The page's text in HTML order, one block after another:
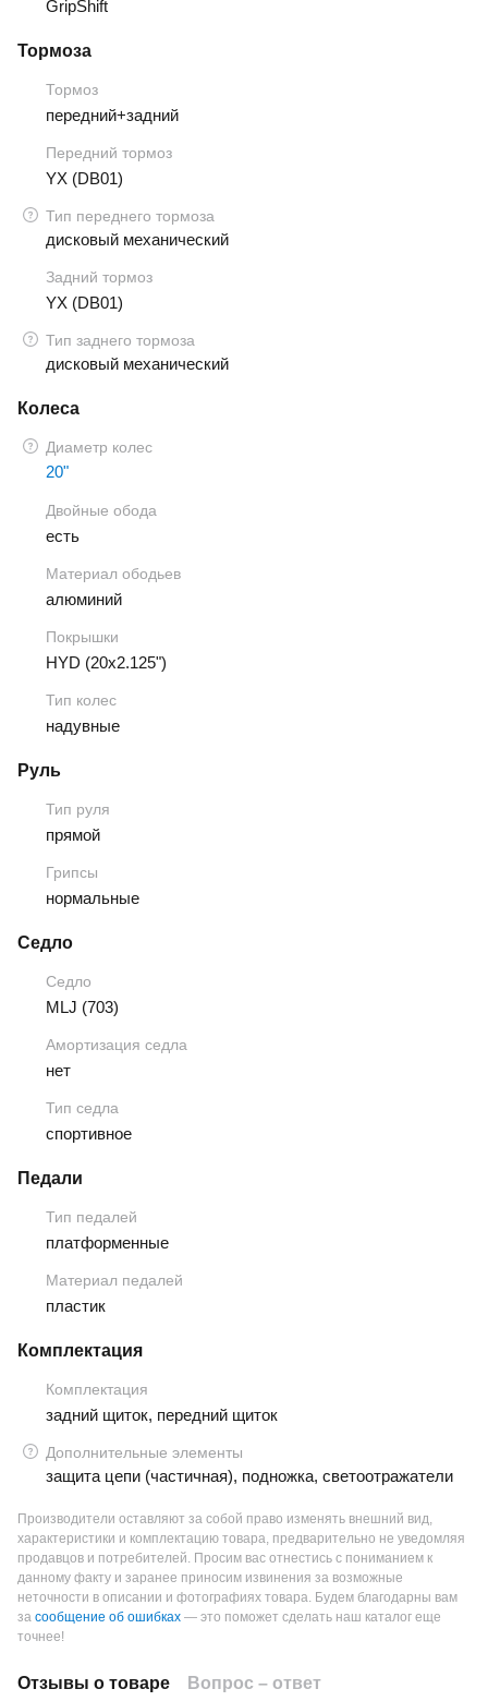
GripShift
Тормоза
Тормоз
передний+задний
Передний тормоз
YX (DB01)
Тип переднего тормоза
дисковый механический
Задний тормоз
YX (DB01)
Тип заднего тормоза
дисковый механический
Колеса
Диаметр колес
20"
Двойные обода
есть
Материал ободьев
алюминий
Покрышки
HYD (20x2.125")
Тип колес
надувные
Руль
Тип руля
прямой
Грипсы
нормальные
Седло
Седло
MLJ (703)
Амортизация седла
нет
Тип седла
спортивное
Педали
Тип педалей
платформенные
Материал педалей
пластик
Комплектация
Комплектация
задний щиток, передний щиток
Дополнительные элементы
защита цепи (частичная), подножка, светоотражатели
Производители оставляют за собой право изменять внешний вид,
характеристики и комплектацию товара, предварительно не уведомляя
продавцов и потребителей. Просим вас отнестись с пониманием к
данному факту и заранее приносим извинения за возможные
неточности в описании и фотографиях товара. Будем благодарны вам
за сообщение об ошибках — это поможет сделать наш каталог еще
точнее!
Отзывы о товаре Вопрос – ответ